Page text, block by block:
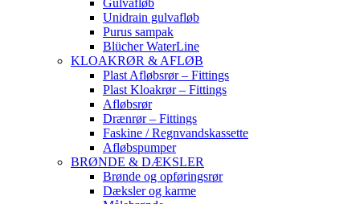
Gulvafløb
Unidrain gulvafløb
Purus sampak
Blücher WaterLine
KLOAKRØR & AFLØB
Plast Afløbsrør – Fittings
Plast Kloakrør – Fittings
Afløbsrør
Drænrør – Fittings
Faskine / Regnvandskassette
Afløbspumper
BRØNDE & DÆKSLER
Brønde og opføringsrør
Dæksler og karme